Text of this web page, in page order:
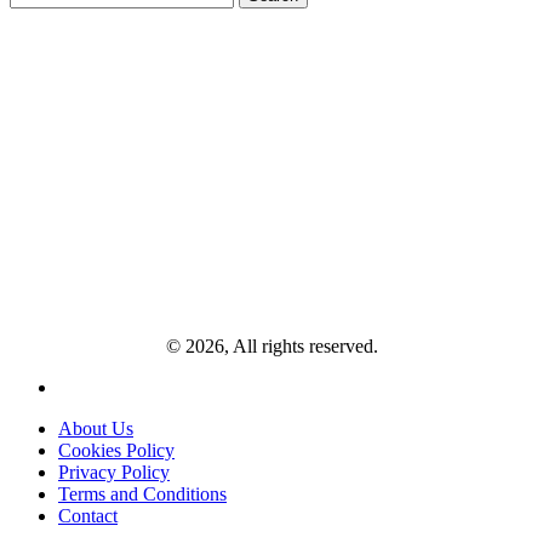
for:
© 2026, All rights reserved.
About Us
Cookies Policy
Privacy Policy
Terms and Conditions
Contact